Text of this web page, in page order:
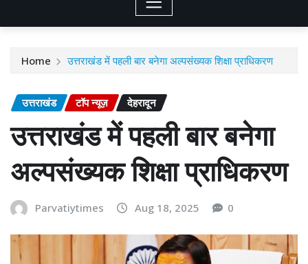
Home उत्तराखंड में पहली बार बनेगा अल्पसंख्यक शिक्षा प्राधिकरण
उत्तराखंड टॉप न्यूज़ देहरादून
उत्तराखंड में पहली बार बनेगा
अल्पसंख्यक शिक्षा प्राधिकरण
Parvatiytimes Aug 18, 2025 0